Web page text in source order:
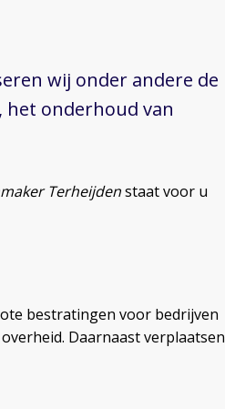
wij onder andere de
het onderhoud van
Terheijdenstaat voor u
bestratingen voor bedrijven
Daarnaast verplaatsen